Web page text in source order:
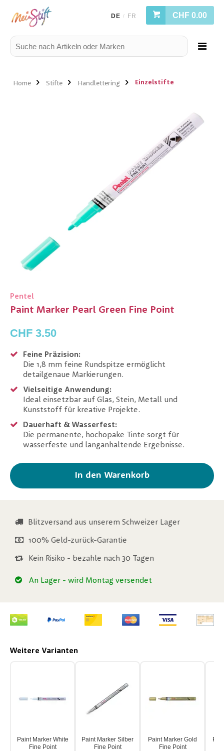
DE / FR CHF 0.00
Home Stifte Handlettering Einzelstifte
Pentel
Paint Marker Pearl Green Fine Point
CHF 3.50
Feine Präzision:
Die 1,8 mm feine Rundspitze ermöglicht
detailgenaue Markierungen.
Vielseitige Anwendung:
Ideal einsetzbar auf Glas, Stein, Metall und
Kunststoff für kreative Projekte.
Dauerhaft & Wasserfest:
Die permanente, hochopake Tinte sorgt für
wasserfeste und langanhaltende Ergebnisse.
In den Warenkorb
Blitzversand aus unserem Schweizer Lager
100% Geld-zurück-Garantie
Kein Risiko - bezahle nach 30 Tagen
An Lager - wird Montag versendet
Weitere Varianten
Paint Marker White
Fine Point
Paint Marker Silber
Fine Point
Paint Marker Gold
Fine Point